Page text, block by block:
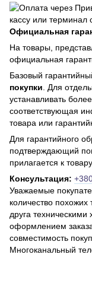
кассу или терминал
Официальная
На товары,
официальная
Базовый
покупки . Для
устанавливать
соответствующая
товара или
Для гарантийного
подтверждающий
прилагается к товару.
Консультация:
Уважаемые
количество
друга
оформлением
совместимость
Многоканальный